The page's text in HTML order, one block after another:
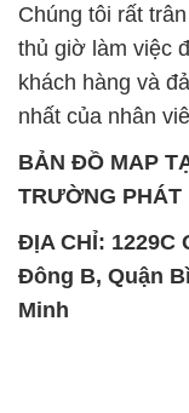
Chúng tôi rất
thủ giờ làm việc
khách hàng và
nhất của nhân
BẢN ĐỒ MAP
TRƯỜNG PHÁT
ĐỊA CHỈ: 1229C
Đông B, Quận
Minh